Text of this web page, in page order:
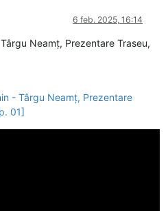
6 feb. 2025, 16:14
Neamț, Prezentare Traseu,
- Târgu Neamț, Prezentare
01]